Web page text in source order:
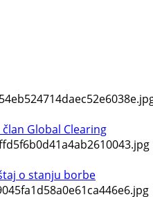
Global Clearing
o stanju borbe